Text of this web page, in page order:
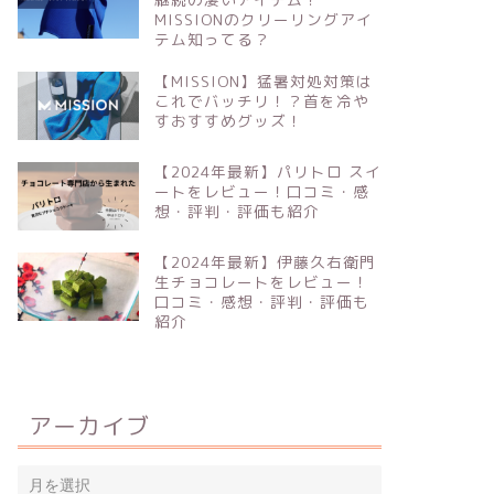
MISSIONのクリーリングアイ
テム知ってる？
【MISSION】猛暑対処対策は
これでバッチリ！？首を冷や
すおすすめグッズ！
【2024年最新】パリトロ スイ
ートをレビュー！口コミ・感
想・評判・評価も紹介
【2024年最新】伊藤久右衛門
生チョコレートをレビュー！
口コミ・感想・評判・評価も
紹介
アーカイブ